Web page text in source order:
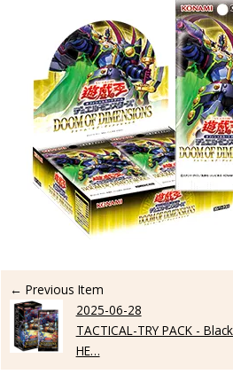
← Previous Item
2025-06-28
TACTICAL-TRY PACK -
HE…